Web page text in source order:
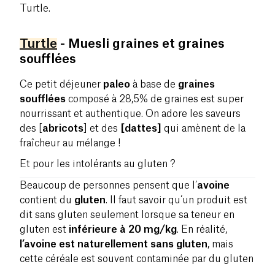
Turtle.
Turtle - Muesli graines et graines
soufflées
Ce petit déjeuner paleo à base de graines
soufflées composé à 28,5% de graines est super
nourrissant et authentique. On adore les saveurs
des [ abricots ] et des [dattes]
qui amènent de la
fraîcheur au mélange !
Et pour les intolérants au gluten ?
Beaucoup de personnes pensent que l’avoine
contient du gluten. Il faut savoir qu’un produit est
dit sans gluten seulement lorsque sa teneur en
gluten est inférieure à 20 mg/kg. En réalité,
l’avoine est naturellement sans gluten, mais
cette céréale est souvent contaminée par du gluten